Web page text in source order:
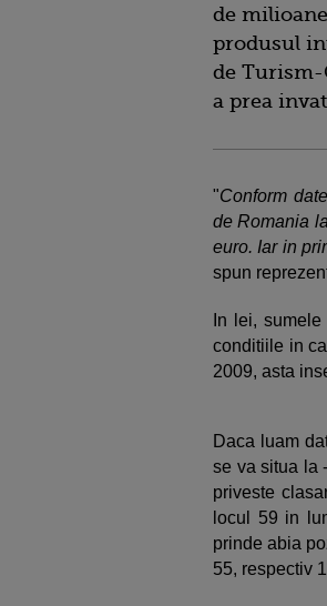
de
produsul
de Turism-
a prea
"Conform
de Romania
euro. Iar in
spun
In lei,
conditiile in
2009, asta
Daca luam
se va situa la
priveste
locul 59 in
prinde abia
55, respectiv